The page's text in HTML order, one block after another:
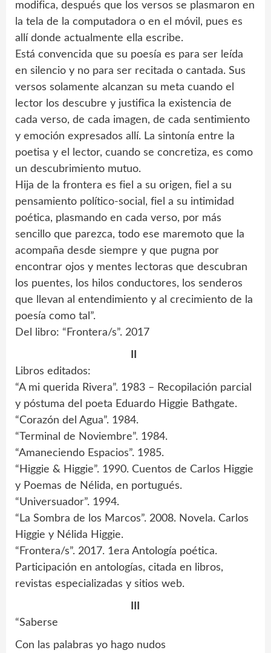
modifica, después que los versos se plasmaron en
la tela de la computadora o en el móvil, pues es
allí donde actualmente ella escribe.
Está convencida que su poesía es para ser leída
en silencio y no para ser recitada o cantada. Sus
versos solamente alcanzan su meta cuando el
lector los descubre y justifica la existencia de
cada verso, de cada imagen, de cada sentimiento
y emoción expresados allí. La sintonía entre la
poetisa y el lector, cuando se concretiza, es como
un descubrimiento mutuo.
Hija de la frontera es fiel a su origen, fiel a su
pensamiento político-social, fiel a su intimidad
poética, plasmando en cada verso, por más
sencillo que parezca, todo ese maremoto que la
acompaña desde siempre y que pugna por
encontrar ojos y mentes lectoras que descubran
los puentes, los hilos conductores, los senderos
que llevan al entendimiento y al crecimiento de la
poesía como tal”.
Del libro: “Frontera/s”. 2017
Libros editados:
“A mi querida Rivera”. 1983 – Recopilación parcial
y póstuma del poeta Eduardo Higgie Bathgate.
“Corazón del Agua”. 1984.
“Terminal de Noviembre”. 1984.
“Amaneciendo Espacios”. 1985.
“Higgie & Higgie”. 1990. Cuentos de Carlos Higgie
y Poemas de Nélida, en portugués.
“Universuador”. 1994.
“La Sombra de los Marcos”. 2008. Novela. Carlos
Higgie y Nélida Higgie.
“Frontera/s”. 2017. 1era Antología poética.
Participación en antologías, citada en libros,
revistas especializadas y sitios web.
“Saberse
Con las palabras yo hago nudos